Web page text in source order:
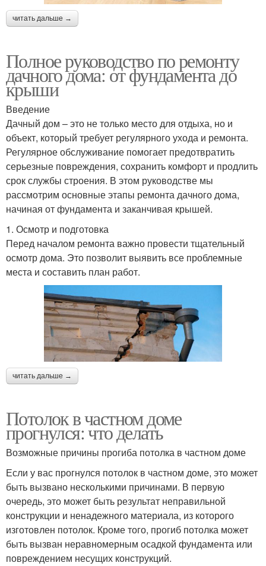
читать дальше →
Полное руководство по ремонту
дачного дома: от фундамента до
крыши
Введение
Дачный дом – это не только место для отдыха, но и
объект, который требует регулярного ухода и ремонта.
Регулярное обслуживание помогает предотвратить
серьезные повреждения, сохранить комфорт и продлить
срок службы строения. В этом руководстве мы
рассмотрим основные этапы ремонта дачного дома,
начиная от фундамента и заканчивая крышей.
1. Осмотр и подготовка
Перед началом ремонта важно провести тщательный
осмотр дома. Это позволит выявить все проблемные
места и составить план работ.
читать дальше →
Потолок в частном доме
прогнулся: что делать
Возможные причины прогиба потолка в частном доме
Если у вас прогнулся потолок в частном доме, это может
быть вызвано несколькими причинами. В первую
очередь, это может быть результат неправильной
конструкции и ненадежного материала, из которого
изготовлен потолок. Кроме того, прогиб потолка может
быть вызван неравномерным осадкой фундамента или
повреждением несущих конструкций.